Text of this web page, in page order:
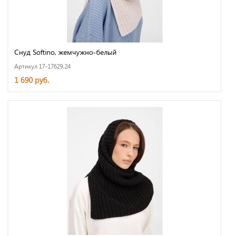
Снуд Softino, жемчужно-белый
Артикул 17-17629.24
1 690 руб.